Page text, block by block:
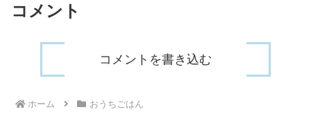
コメント
コメントを書き込む
ホーム おうちごはん